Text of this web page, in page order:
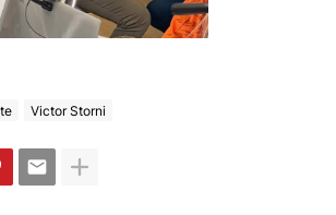
Victor Storni